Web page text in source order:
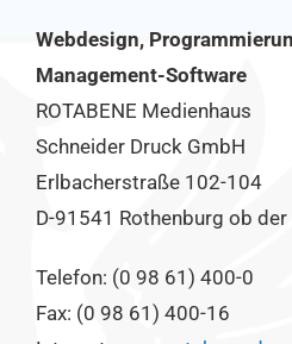
Webdesign,
Management-Software
ROTABENE Medienhaus
Schneider Druck GmbH
Erlbacherstraße 102-104
D-91541 Rothenburg ob der
Telefon: (0 98 61) 400-0
Fax: (0 98 61) 400-16